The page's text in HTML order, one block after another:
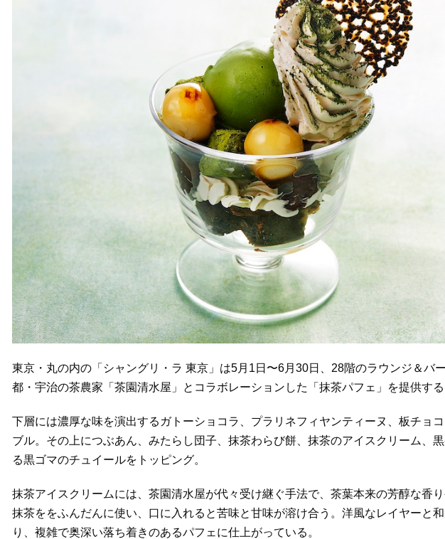
東京・丸の内の「シャングリ・ラ 東京」は5月1日〜6月30日、28階のラウンジ＆バ
都・宇治の茶農家「茶園清水屋」とコラボレーションした「抹茶パフェ」を提供する
下層には濃厚な味を演出するガトーショコラ、プラリネフィヤンティーヌ、板チョ
ブル。その上につぶあん、みたらし団子、抹茶わらび餅、抹茶のアイスクリーム、
る黒ゴマのチュイールをトッピング。
抹茶アイスクリームには、茶園清水屋が代々受け継ぐ手法で、茶葉本来の芳醇な香
抹茶ををふんだんに使い、口に入れると苦味と甘味が溶け合う。洋風なレイヤーと
り、複雑で奥深い落ち着きのあるパフェに仕上がっている。